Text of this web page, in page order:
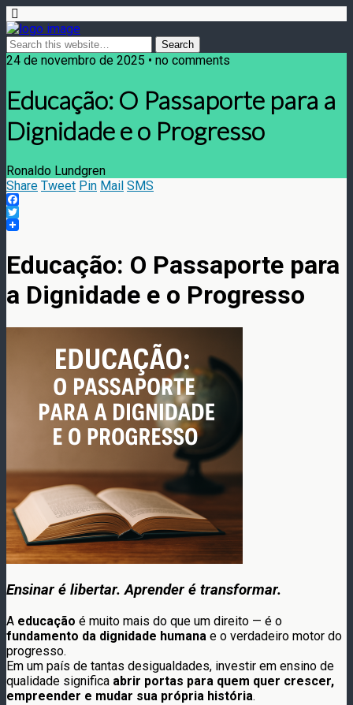
24 de novembro de 2025 • no comments
Educação: O Passaporte para a
Dignidade e o Progresso
Ronaldo Lundgren
Share Tweet Pin Mail SMS
Facebook
Twitter
Educação: O Passaporte para
a Dignidade e o Progresso
Ensinar é libertar. Aprender é transformar.
A educação é muito mais do que um direito — é o
fundamento da dignidade humana e o verdadeiro motor do
progresso.
Em um país de tantas desigualdades, investir em ensino de
qualidade significa abrir portas para quem quer crescer,
empreender e mudar sua própria história.